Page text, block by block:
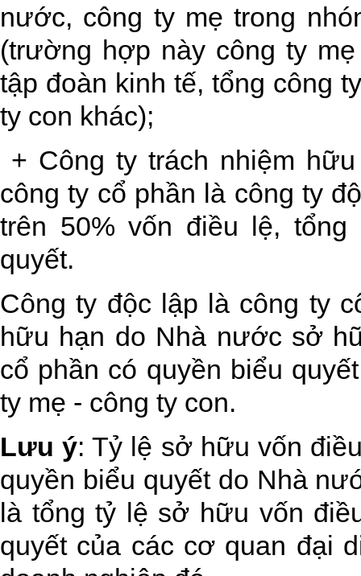
nước, công ty mẹ trong
(trường hợp này công ty
tập đoàn kinh tế, tổng công
ty con khác);
+ Công ty trách nhiệm
công ty cổ phần là công ty
trên 50% vốn điều lệ,
quyết.
Công ty độc lập là công ty
hữu hạn do Nhà nước sở
cổ phần có quyền biểu
ty mẹ - công ty con.
Lưu ý: Tỷ lệ sở hữu vốn
quyền biểu quyết do Nhà
là tổng tỷ lệ sở hữu vốn
quyết của các cơ quan đại